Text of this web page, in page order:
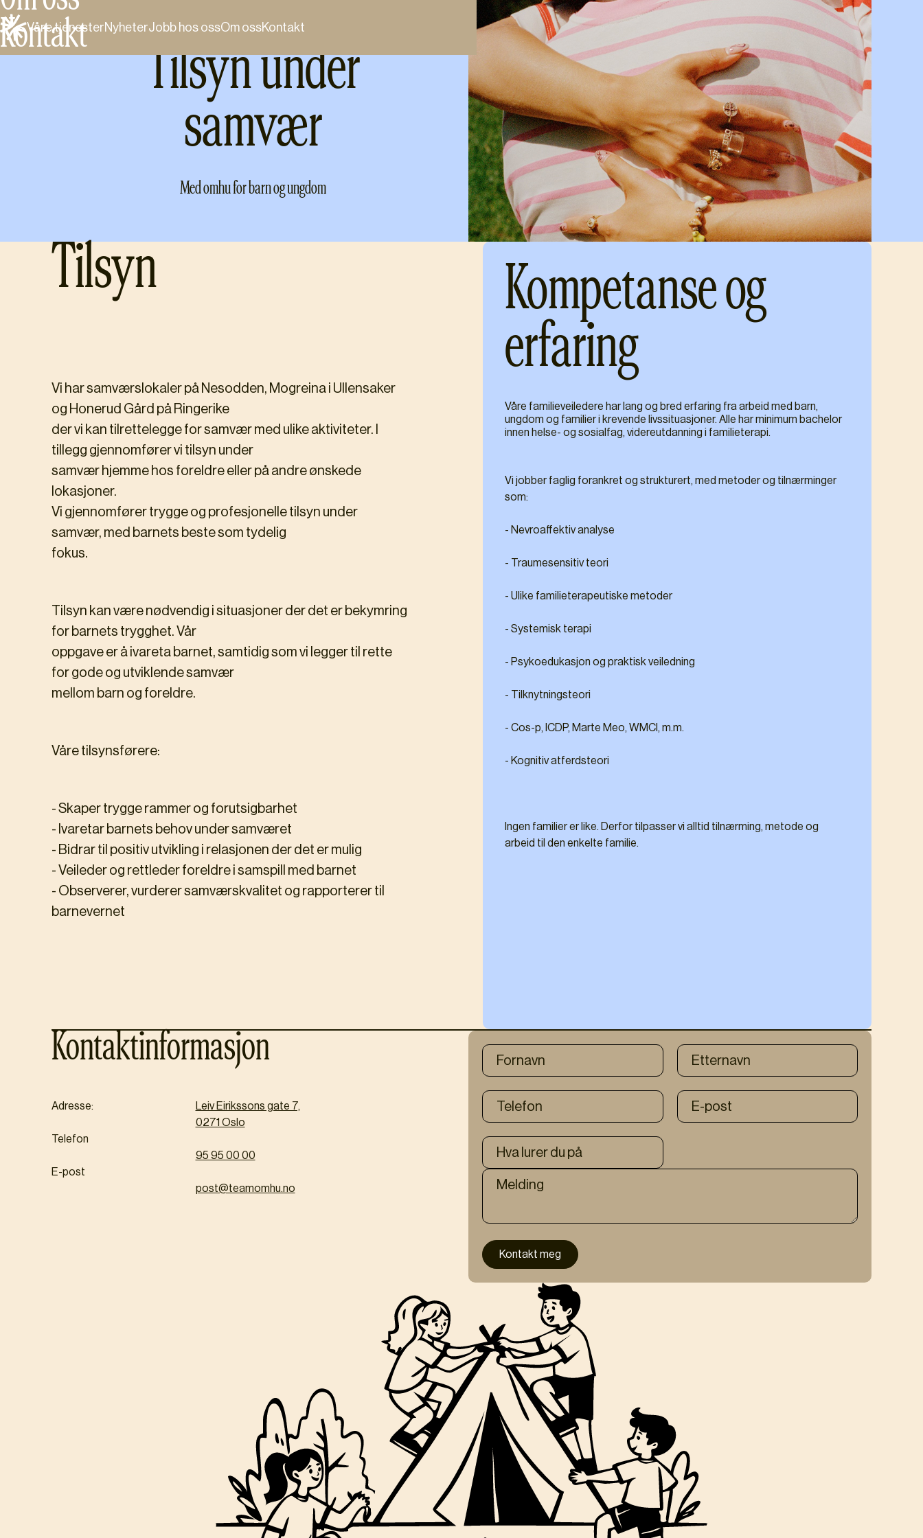
Våre tjenesterNyheterJobb hos ossOm ossKontakt
Kontakt
Tilsyn under
samvær
Med omhu for barn og ungdom
Tilsyn
Vi har samværslokaler på Nesodden, Mogreina i Ullensaker
og Honerud Gård på Ringerike
der vi kan tilrettelegge for samvær med ulike aktiviteter. I
tillegg gjennomfører vi tilsyn under
samvær hjemme hos foreldre eller på andre ønskede
lokasjoner.
Vi gjennomfører trygge og profesjonelle tilsyn under
samvær, med barnets beste som tydelig
fokus.
Tilsyn kan være nødvendig i situasjoner der det er bekymring
for barnets trygghet. Vår
oppgave er å ivareta barnet, samtidig som vi legger til rette
for gode og utviklende samvær
mellom barn og foreldre.
Våre tilsynsførere:
- Skaper trygge rammer og forutsigbarhet
- Ivaretar barnets behov under samværet
- Bidrar til positiv utvikling i relasjonen der det er mulig
- Veileder og rettleder foreldre i samspill med barnet
- Observerer, vurderer samværskvalitet og rapporterer til
barnevernet
Kompetanse og
erfaring
Våre familieveiledere har lang og bred erfaring fra arbeid med barn,
ungdom og familier i krevende livssituasjoner. Alle har minimum bachelor
innen helse- og sosialfag, videreutdanning i familieterapi.
Vi jobber faglig forankret og strukturert, med metoder og tilnærminger
som:
- Nevroaffektiv analyse
- Traumesensitiv teori
- Ulike familieterapeutiske metoder
- Systemisk terapi
- Psykoedukasjon og praktisk veiledning
- Tilknytningsteori
- Cos-p, ICDP, Marte Meo, WMCI, m.m.
- Kognitiv atferdsteori
Ingen familier er like. Derfor tilpasser vi alltid tilnærming, metode og
arbeid til den enkelte familie.
Kontaktinformasjon
Adresse:
Telefon
E-post
Leiv Eirikssons gate 7,
0271 Oslo
95 95 00 00
post@teamomhu.no